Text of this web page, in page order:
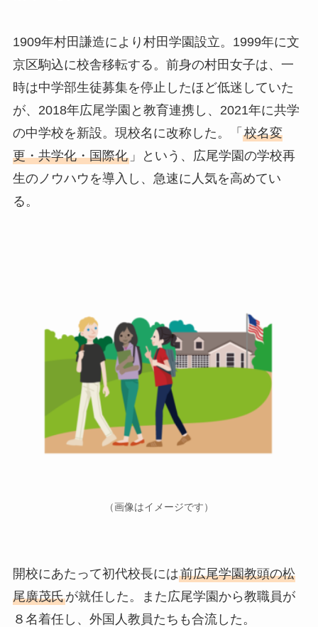
1909年村田謙造により村田学園設立。1999年に文
京区駒込に校舎移転する。前身の村田女子は、一
時は中学部生徒募集を停止したほど低迷していた
が、2018年広尾学園と教育連携し、2021年に共学
の中学校を新設。現校名に改称した。「 校名変
更・共学化・国際化」という、広尾学園の学校再
生のノウハウを導入し、急速に人気を高めてい
る。
（画像はイメージです）
開校にあたって初代校長には前広尾学園教頭の松
尾廣茂氏が就任した。また広尾学園から教職員が
８名着任し、外国人教員たちも合流した。